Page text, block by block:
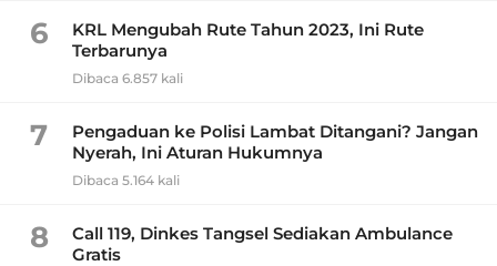
6
KRL Mengubah Rute Tahun 2023, Ini Rute
Terbarunya
Dibaca 6.857 kali
7
Pengaduan ke Polisi Lambat Ditangani? Jangan
Nyerah, Ini Aturan Hukumnya
Dibaca 5.164 kali
8
Call 119, Dinkes Tangsel Sediakan Ambulance
Gratis